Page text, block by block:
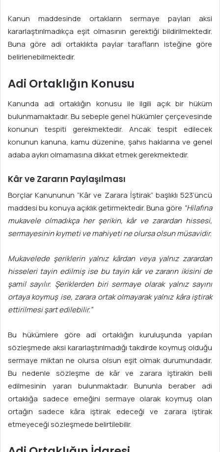
Kanun maddesinde ortakların sermaye payları aksi
kararlaştırılmadıkça eşit olmasının gerektiği bildirilmektedir.
Buna göre adi ortaklıkta paylar tarafların isteğine göre
belirlenebilmektedir.
Adi Ortaklığın Konusu
Kanunda adi ortaklığın konusu ile ilgili açık bir hüküm
bulunmamaktadır. Bu sebeple genel hükümler çerçevesinde
konunun tespiti gerekmektedir. Ancak tespit edilecek
konunun kanuna, kamu düzenine, şahıs haklarına ve genel
adaba aykırı olmamasına dikkat etmek gerekmektedir.
Kâr ve Zararın Paylaşılması
Borçlar Kanununun “Kâr ve Zarara İştirak” başlıklı 523’üncü
maddesi bu konuya açıklık getirmektedir. Buna göre “Hilafına
mukavele olmadıkça her şerikin, kâr ve zarardan hissesi,
sermayesinin kıymeti ve mahiyeti ne olursa olsun müsavidir.
Mukavelede şeriklerin yalnız kârdan veya yalnız zarardan
hisseleri tayin edilmiş ise bu tayin kâr ve zararın ikisini de
şamil sayılır. Şeriklerden biri sermaye olarak yalnız sayını
ortaya koymuş ise, zarara ortak olmayarak yalnız kâra iştirak
ettirilmesi şart edilebilir.”
Bu hükümlere göre adi ortaklığın kuruluşunda yapılan
sözleşmede aksi kararlaştırılmadığı takdirde koymuş olduğu
sermaye miktarı ne olursa olsun eşit olmak durumundadır.
Bu nedenle sözleşme de kâr ve zarara iştirakin belli
edilmesinin yararı bulunmaktadır. Bununla beraber adi
ortaklığa sadece emeğini sermaye olarak koymuş olan
ortağın sadece kâra iştirak edeceği ve zarara iştirak
etmeyeceği sözleşmede belirtilebilir.